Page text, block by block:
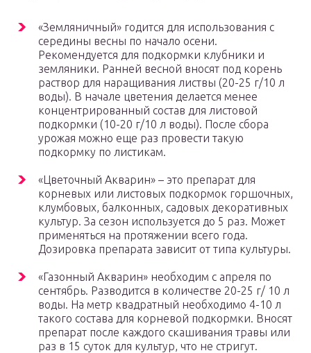
«Земляничный» годится для использования с
середины весны по начало осени.
Рекомендуется для подкормки клубники и
земляники. Ранней весной вносят под корень
раствор для наращивания листвы (20-25 г/10 л
воды). В начале цветения делается менее
концентрированный состав для листовой
подкормки (10-20 г/10 л воды). После сбора
урожая можно еще раз провести такую
подкормку по листикам.
«Цветочный Акварин» – это препарат для
корневых или листовых подкормок горшочных,
клумбовых, балконных, садовых декоративных
культур. За сезон используется до 5 раз. Может
применяться на протяжении всего года.
Дозировка препарата зависит от типа культуры.
«Газонный Акварин» необходим с апреля по
сентябрь. Разводится в количестве 20-25 г/ 10 л
воды. На метр квадратный необходимо 4-10 л
такого состава для корневой подкормки. Вносят
препарат после каждого скашивания травы или
раз в 15 суток для культур, что не стригут.